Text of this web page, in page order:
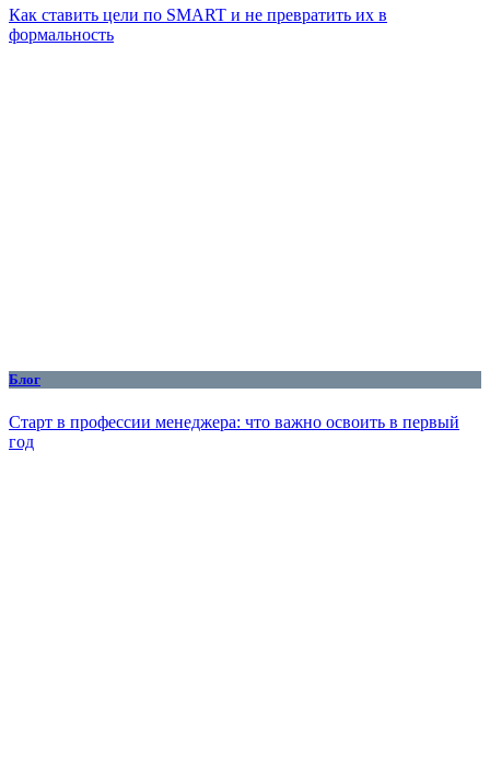
Как ставить цели по SMART и не превратить их в
формальность
Блог
Старт в профессии менеджера: что важно освоить в первый
год